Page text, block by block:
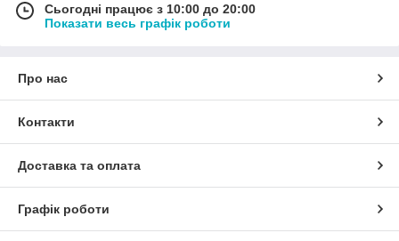
Сьогодні працює з 10:00 до 20:00
Показати весь графік роботи
Про нас
Контакти
Доставка та оплата
Графік роботи